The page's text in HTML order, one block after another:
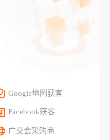
Google地图获客
Facebook获客
广交会采购商